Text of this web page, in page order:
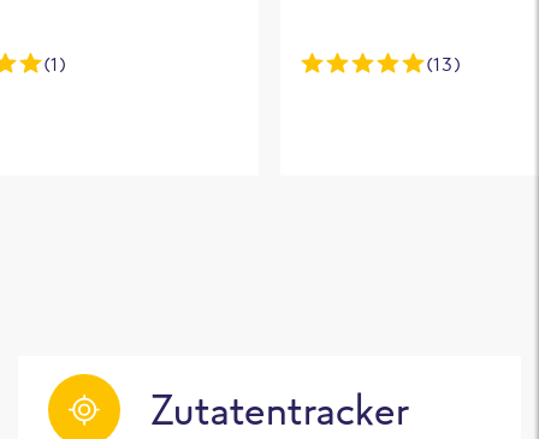
(1) (13)
Zutatentracker